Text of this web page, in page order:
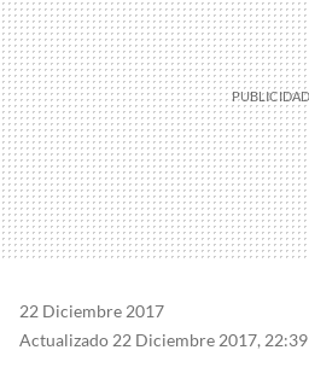
22 Diciembre 2017
Actualizado 22 Diciembre 2017, 22:39